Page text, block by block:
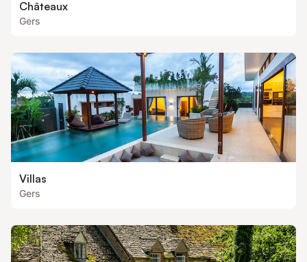
Châteaux
Gers
Villas
Gers